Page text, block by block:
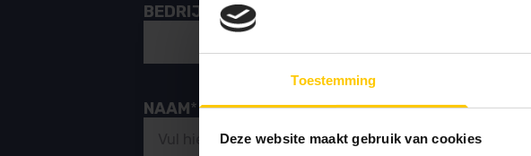
Toestemming
Deze website maakt gebruik van cookies
BEDRIJFSNAAM
NAAM*